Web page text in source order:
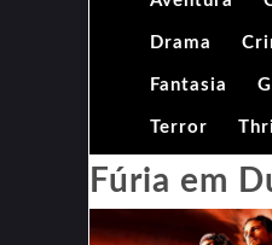
Drama
Fantasia
Terror
Fúria em